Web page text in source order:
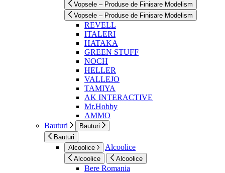
Vopsele – Produse de Finisare Modelism
Vopsele – Produse de Finisare Modelism
REVELL
ITALERI
HATAKA
GREEN STUFF
NOCH
HELLER
VALLEJO
TAMIYA
AK INTERACTIVE
Mr.Hobby
AMMO
Bauturi
Bauturi
Bauturi
Alcoolice
Alcoolice
Alcoolice Alcoolice
Bere Romania